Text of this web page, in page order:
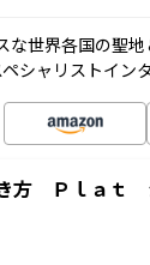
な世界各国の聖
シャリストイン
方 Ｐｌａｔ